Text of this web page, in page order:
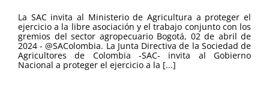
La SAC invita al Ministerio de Agricultura a proteger el
ejercicio a la libre asociación y el trabajo conjunto con los
gremios del sector agropecuario Bogotá, 02 de abril de
2024 - @SAColombia. La Junta Directiva de la Sociedad de
Agricultores de Colombia -SAC- invita al Gobierno
Nacional a proteger el ejercicio a la [...]